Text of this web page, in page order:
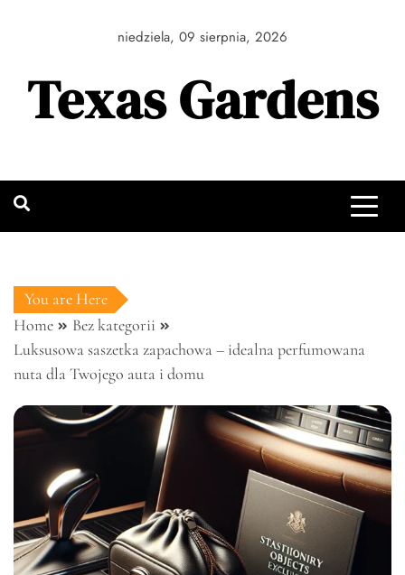
niedziela, 09 sierpnia, 2026
Texas Gardens
You are Here
Home
Bez kategorii
Luksusowa saszetka zapachowa – idealna perfumowana
nuta dla Twojego auta i domu